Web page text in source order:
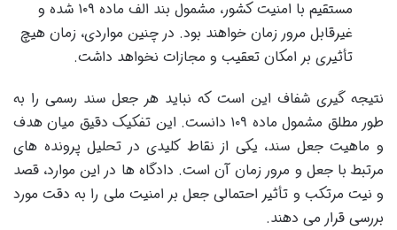
مستقیم با امنیت کشور، مشمول بند الف ماده ۱۰۹ شده و
غیرقابل مرور زمان خواهند بود. در چنین مواردی، زمان هیچ
تأثیری بر امکان تعقیب و مجازات نخواهد داشت.
نتیجه گیری شفاف این است که نباید هر جعل سند رسمی را به
طور مطلق مشمول ماده ۱۰۹ دانست. این تفکیک دقیق میان هدف
و ماهیت جعل سند، یکی از نقاط کلیدی در تحلیل پرونده های
مرتبط با جعل و مرور زمان آن است. دادگاه ها در این موارد، قصد
و نیت مرتکب و تأثیر احتمالی جعل بر امنیت ملی را به دقت مورد
بررسی قرار می دهند.